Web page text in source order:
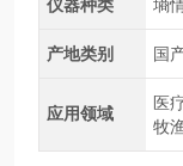
仪器种类 墒
产地类别 国
应用领域
医
牧